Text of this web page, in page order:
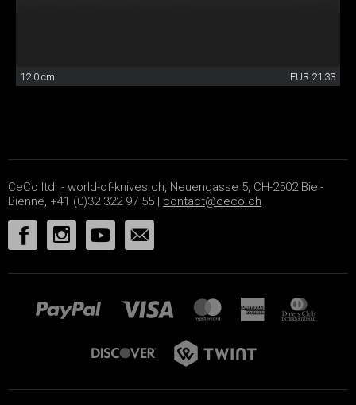
12.0 cm EUR 21.33
CeCo ltd. - world-of-knives.ch, Neuengasse 5, CH-2502 Biel-
Bienne, +41 (0)32 322 97 55 | contact@ceco.ch